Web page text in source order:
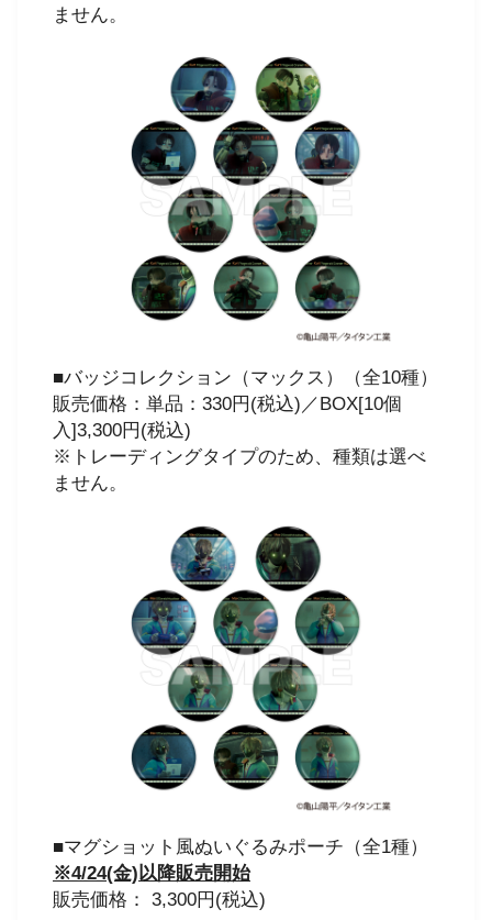
ません。
■バッジコレクション（マックス）（全10種）
販売価格：単品：330円(税込)／BOX[10個
入]3,300円(税込)
※トレーディングタイプのため、種類は選べ
ません。
■マグショット風ぬいぐるみポーチ（全1種）
※4/24(金)以降販売開始
販売価格： 3,300円(税込)